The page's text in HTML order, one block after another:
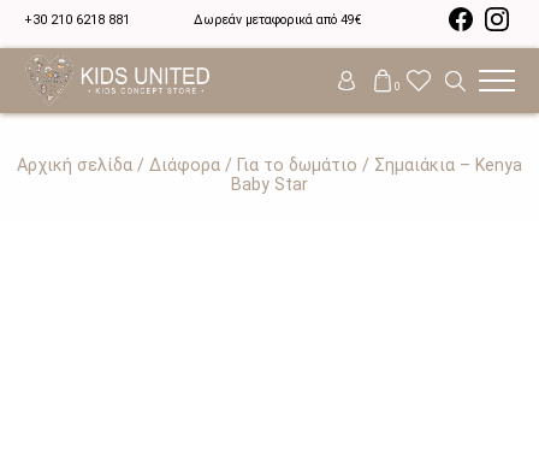
+30 210 6218 881 Δωρεάν μεταφορικά από 49€
0
Αρχική σελίδα / Διάφορα / Για το δωμάτιο / Σημαιάκια – Kenya
Baby Star